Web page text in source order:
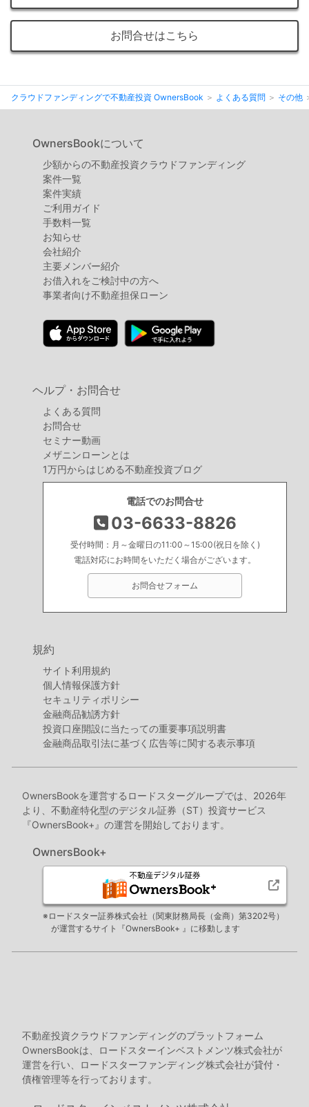
お問合せはこちら
クラウドファンディングで不動産投資 OwnersBook よくある質問 その他
OwnersBookについて
少額からの不動産投資クラウドファンディング
案件⼀覧
案件実績
ご利用ガイド
手数料一覧
お知らせ
会社紹介
主要メンバー紹介
お借入れをご検討中の方へ
事業者向け不動産担保ローン
ヘルプ・お問合せ
よくある質問
お問合せ
セミナー動画
メザニンローンとは
1万円からはじめる不動産投資ブログ
電話でのお問合せ
03-6633-8826
受付時間：月～金曜日の11:00～15:00(祝日を除く)
電話対応にお時間をいただく場合がございます。
お問合せフォーム
規約
サイト利用規約
個人情報保護方針
セキュリティポリシー
金融商品勧誘方針
投資口座開設に当たっての重要事項説明書
金融商品取引法に基づく広告等に関する表示事項
OwnersBookを運営するロードスターグループでは、2026年
より、不動産特化型のデジタル証券（ST）投資サービス
『OwnersBook+』の運営を開始しております。
OwnersBook+
※ロードスター証券株式会社（関東財務局長（金商）第3202号）
が運営するサイト『OwnersBook+ 』に移動します
不動産投資クラウドファンディングのプラットフォーム
OwnersBookは、ロードスターインベストメンツ株式会社が
運営を行い、ロードスターファンディング株式会社が貸付・
債権管理等を行っております。